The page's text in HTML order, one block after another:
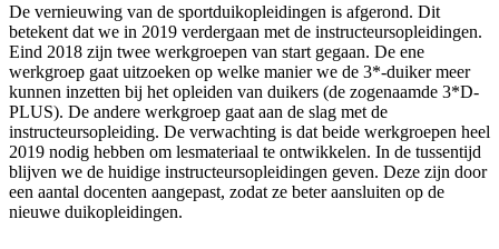
De vernieuwing van de sportduikopleidingen is afgerond. Dit
betekent dat we in 2019 verdergaan met de instructeursopleidingen.
Eind 2018 zijn twee werkgroepen van start gegaan. De ene
werkgroep gaat uitzoeken op welke manier we de 3*-duiker meer
kunnen inzetten bij het opleiden van duikers (de zogenaamde 3*D-
PLUS). De andere werkgroep gaat aan de slag met de
instructeursopleiding. De verwachting is dat beide werkgroepen heel
2019 nodig hebben om lesmateriaal te ontwikkelen. In de tussentijd
blijven we de huidige instructeursopleidingen geven. Deze zijn door
een aantal docenten aangepast, zodat ze beter aansluiten op de
nieuwe duikopleidingen.